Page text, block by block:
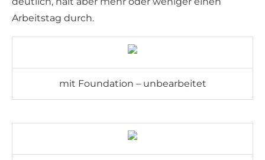
Arbeitstag durch.
mit Foundation – unbearbeitet